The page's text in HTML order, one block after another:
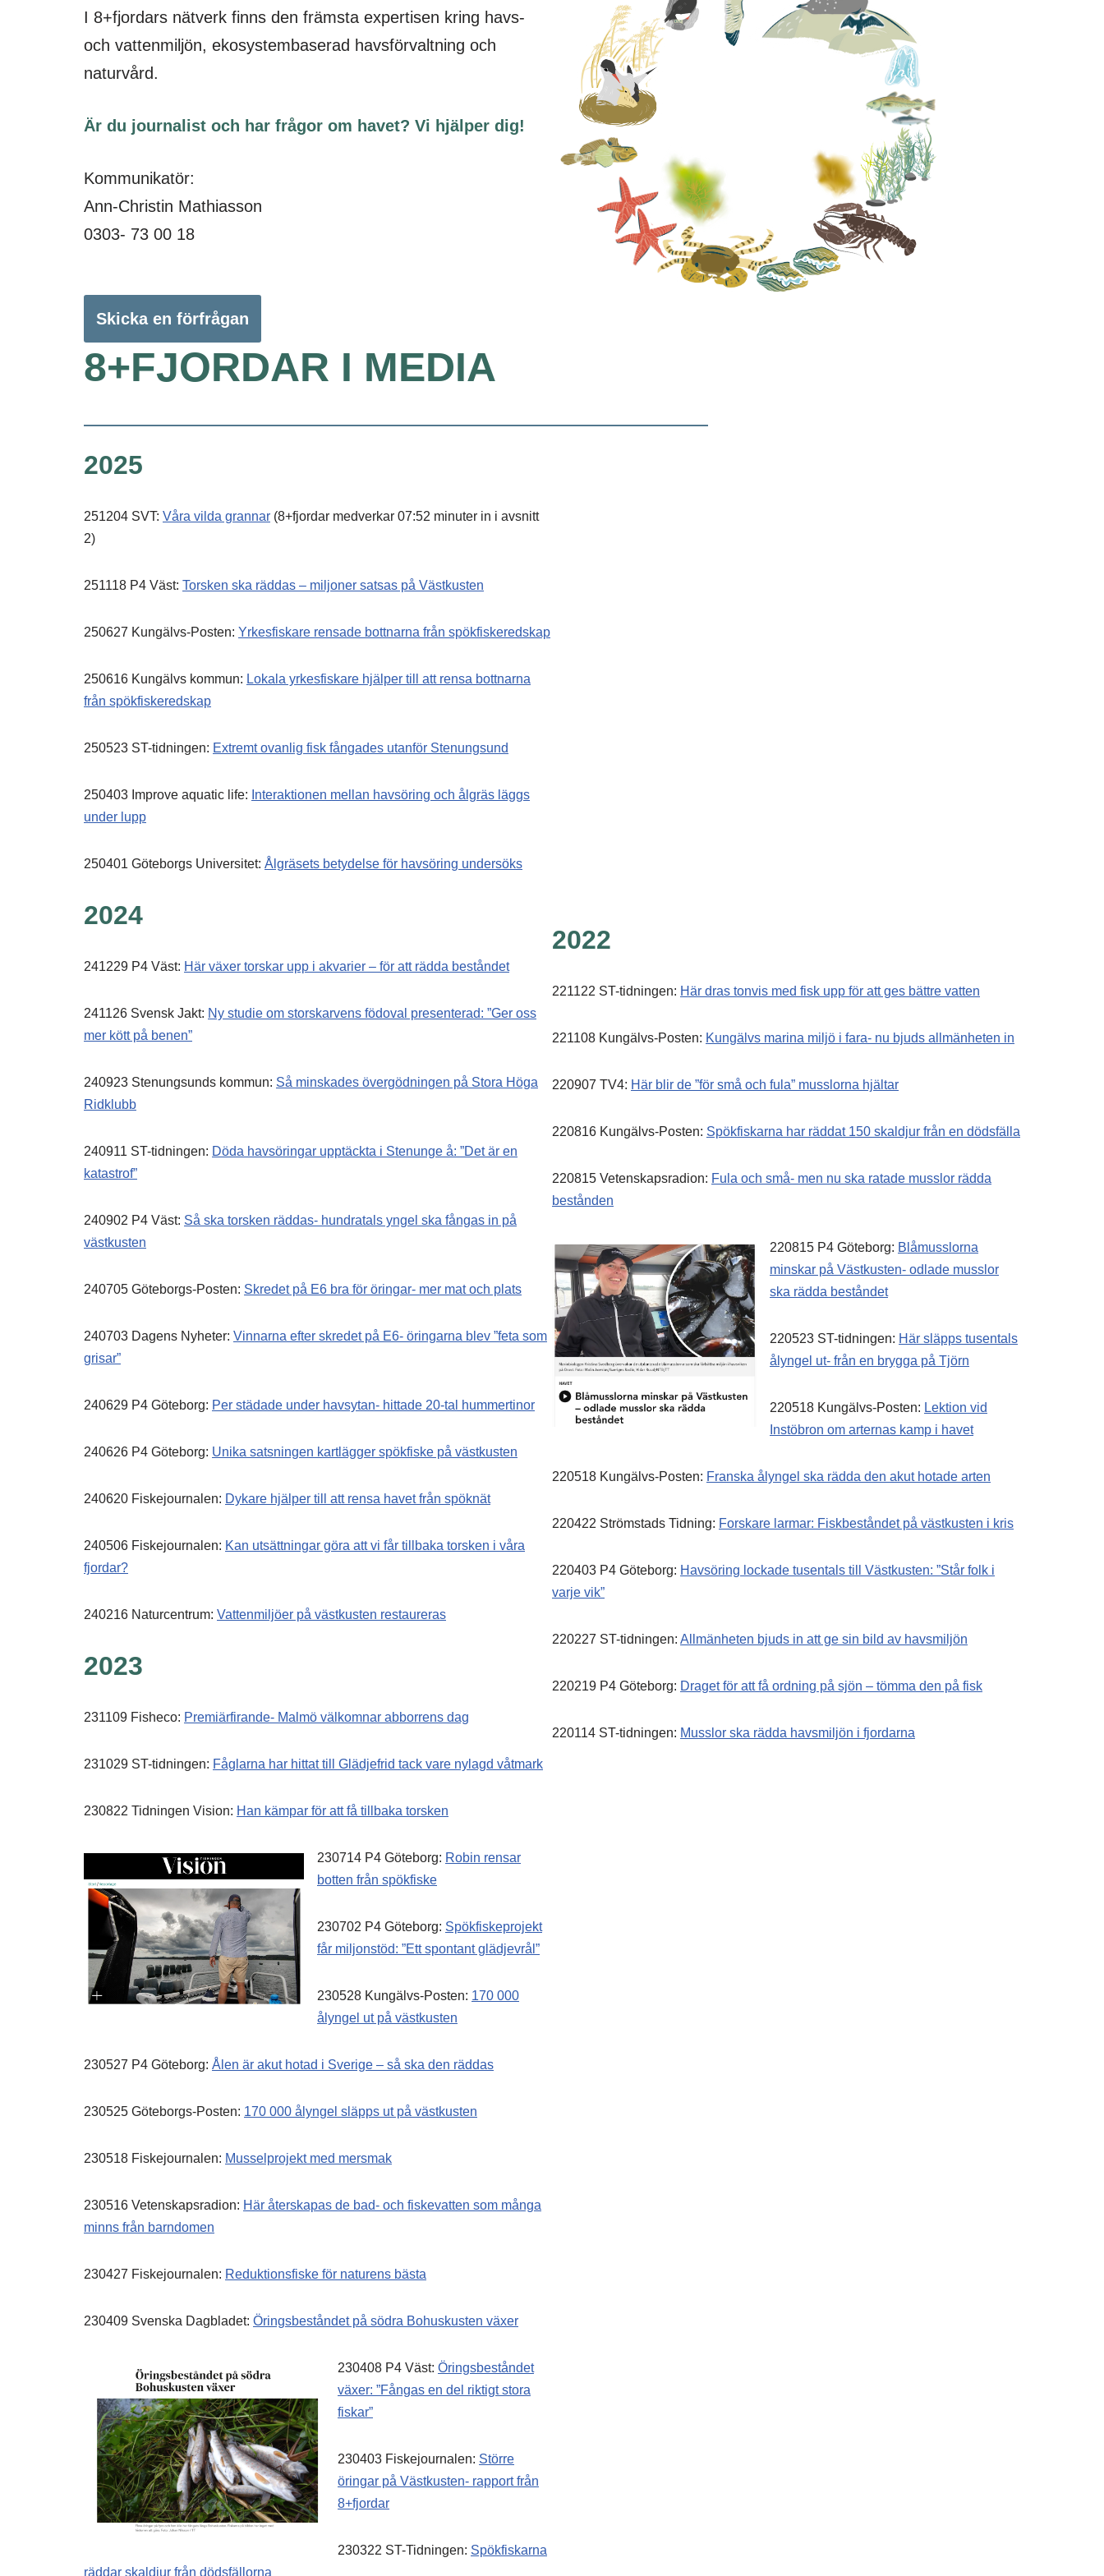
I 8+fjordars nätverk finns den främsta expertisen kring havs-
och vattenmiljön, ekosystembaserad havsförvaltning och
naturvård.
Är du journalist och har frågor om havet? Vi hjälper dig!
Kommunikatör:
Ann-Christin Mathiasson
0303- 73 00 18
Skicka en förfrågan
8+FJORDAR I MEDIA
2025
251204 SVT: Våra vilda grannar (8+fjordar medverkar 07:52 minuter in i avsnitt
2)
251118 P4 Väst: Torsken ska räddas – miljoner satsas på Västkusten
250627 Kungälvs-Posten: Yrkesfiskare rensade bottnarna från spökfiskeredskap
250616 Kungälvs kommun: Lokala yrkesfiskare hjälper till att rensa bottnarna
från spökfiskeredskap
250523 ST-tidningen: Extremt ovanlig fisk fångades utanför Stenungsund
250403 Improve aquatic life: Interaktionen mellan havsöring och ålgräs läggs
under lupp
250401 Göteborgs Universitet: Ålgräsets betydelse för havsöring undersöks
2024
241229 P4 Väst: Här växer torskar upp i akvarier – för att rädda beståndet
241126 Svensk Jakt: Ny studie om storskarvens födoval presenterad: ”Ger oss
mer kött på benen”
240923 Stenungsunds kommun: Så minskades övergödningen på Stora Höga
Ridklubb
240911 ST-tidningen: Döda havsöringar upptäckta i Stenunge å: ”Det är en
katastrof”
240902 P4 Väst: Så ska torsken räddas- hundratals yngel ska fångas in på
västkusten
240705 Göteborgs-Posten: Skredet på E6 bra för öringar- mer mat och plats
240703 Dagens Nyheter: Vinnarna efter skredet på E6- öringarna blev ”feta som
grisar”
240629 P4 Göteborg: Per städade under havsytan- hittade 20-tal hummertinor
240626 P4 Göteborg: Unika satsningen kartlägger spökfiske på västkusten
240620 Fiskejournalen: Dykare hjälper till att rensa havet från spöknät
240506 Fiskejournalen: Kan utsättningar göra att vi får tillbaka torsken i våra
fjordar?
240216 Naturcentrum: Vattenmiljöer på västkusten restaureras
2023
231109 Fisheco: Premiärfirande- Malmö välkomnar abborrens dag
231029 ST-tidningen: Fåglarna har hittat till Glädjefrid tack vare nylagd våtmark
230822 Tidningen Vision: Han kämpar för att få tillbaka torsken
230714 P4 Göteborg: Robin rensar
botten från spökfiske
230702 P4 Göteborg: Spökfiskeprojekt
får miljonstöd: ”Ett spontant glädjevrål”
230528 Kungälvs-Posten: 170 000
ålyngel ut på västkusten
230527 P4 Göteborg: Ålen är akut hotad i Sverige – så ska den räddas
230525 Göteborgs-Posten: 170 000 ålyngel släpps ut på västkusten
230518 Fiskejournalen: Musselprojekt med mersmak
230516 Vetenskapsradion: Här återskapas de bad- och fiskevatten som många
minns från barndomen
230427 Fiskejournalen: Reduktionsfiske för naturens bästa
230409 Svenska Dagbladet: Öringsbeståndet på södra Bohuskusten växer
230408 P4 Väst: Öringsbeståndet
växer: ”Fångas en del riktigt stora
fiskar”
230403 Fiskejournalen: Större
öringar på Västkusten- rapport från
8+fjordar
230322 ST-Tidningen: Spökfiskarna
räddar skaldjur från dödsfällorna
2022
221122 ST-tidningen: Här dras tonvis med fisk upp för att ges bättre vatten
221108 Kungälvs-Posten: Kungälvs marina miljö i fara- nu bjuds allmänheten in
220907 TV4: Här blir de ”för små och fula” musslorna hjältar
220816 Kungälvs-Posten: Spökfiskarna har räddat 150 skaldjur från en dödsfälla
220815 Vetenskapsradion: Fula och små- men nu ska ratade musslor rädda
bestånden
220815 P4 Göteborg: Blåmusslorna
minskar på Västkusten- odlade musslor
ska rädda beståndet
220523 ST-tidningen: Här släpps tusentals
ålyngel ut- från en brygga på Tjörn
220518 Kungälvs-Posten: Lektion vid
Instöbron om arternas kamp i havet
220518 Kungälvs-Posten: Franska ålyngel ska rädda den akut hotade arten
220422 Strömstads Tidning: Forskare larmar: Fiskbeståndet på västkusten i kris
220403 P4 Göteborg: Havsöring lockade tusentals till Västkusten: ”Står folk i
varje vik”
220227 ST-tidningen: Allmänheten bjuds in att ge sin bild av havsmiljön
220219 P4 Göteborg: Draget för att få ordning på sjön – tömma den på fisk
220114 ST-tidningen: Musslor ska rädda havsmiljön i fjordarna